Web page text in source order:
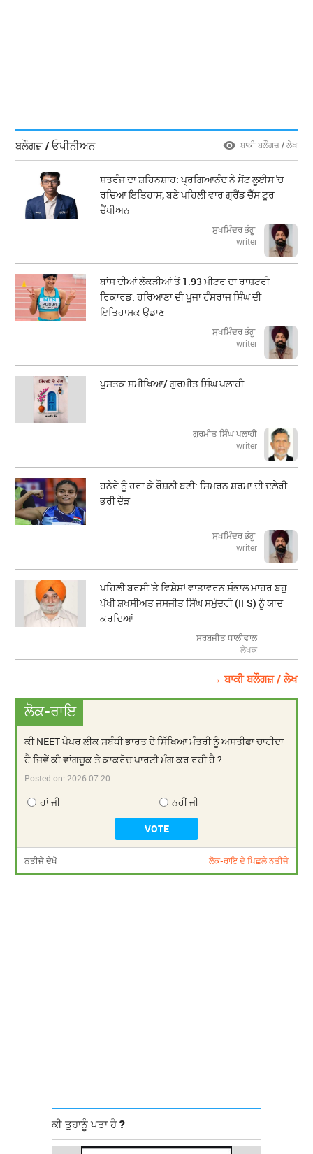
ਬਲੌਗਜ਼ / ਓਪੀਨੀਅਨ ਬਾਕੀ ਬਲੌਗਜ਼ / ਲੇਖ
ਸ਼ਤਰੰਜ ਦਾ ਸ਼ਹਿਨਸ਼ਾਹ: ਪ੍ਰਗਿਆਨੰਦ ਨੇ ਸੇਂਟ ਲੂਈਸ 'ਚ
ਰਚਿਆ ਇਤਿਹਾਸ, ਬਣੇ ਪਹਿਲੀ ਵਾਰ ਗ੍ਰੈਂਡ ਚੈੱਸ ਟੂਰ
ਚੈਂਪੀਅਨ
ਸੁਖਮਿੰਦਰ ਭੰਗੂ
writer
ਬਾਂਸ ਦੀਆਂ ਲੱਕੜੀਆਂ ਤੋਂ 1.93 ਮੀਟਰ ਦਾ ਰਾਸ਼ਟਰੀ
ਰਿਕਾਰਡ: ਹਰਿਆਣਾ ਦੀ ਪੂਜਾ ਹੰਸਰਾਜ ਸਿੰਘ ਦੀ
ਇਤਿਹਾਸਕ ਉਡਾਣ
ਸੁਖਮਿੰਦਰ ਭੰਗੂ
writer
ਪੁਸਤਕ ਸਮੀਖਿਆ/ ਗੁਰਮੀਤ ਸਿੰਘ ਪਲਾਹੀ
ਗੁਰਮੀਤ ਸਿੰਘ ਪਲਾਹੀ
writer
ਹਨੇਰੇ ਨੂੰ ਹਰਾ ਕੇ ਰੌਸ਼ਨੀ ਬਣੀ: ਸਿਮਰਨ ਸ਼ਰਮਾ ਦੀ ਦਲੇਰੀ
ਭਰੀ ਦੌੜ
ਸੁਖਮਿੰਦਰ ਭੰਗੂ
writer
ਪਹਿਲੀ ਬਰਸੀ 'ਤੇ ਵਿਸ਼ੇਸ਼! ਵਾਤਾਵਰਨ ਸੰਭਾਲ ਮਾਹਰ ਬਹੁ
ਪੱਖੀ ਸ਼ਖਸੀਅਤ ਜਸਜੀਤ ਸਿੰਘ ਸਮੁੰਦਰੀ (IFS) ਨੂੰ ਯਾਦ
ਕਰਦਿਆਂ
ਸਰਬਜੀਤ ਧਾਲੀਵਾਲ
ਲੇਖਕ
→ ਬਾਕੀ ਬਲੌਗਜ਼ / ਲੇਖ
ਲੋਕ-ਰਾਇ
ਕੀ NEET ਪੇਪਰ ਲੀਕ ਸਬੰਧੀ ਭਾਰਤ ਦੇ ਸਿੱਖਿਆ ਮੰਤਰੀ ਨੂੰ ਅਸਤੀਫਾ ਚਾਹੀਦਾ
ਹੈ ਜਿਵੇਂ ਕੀ ਵਾਂਗਚੂਕ ਤੇ ਕਾਕਰੋਚ ਪਾਰਟੀ ਮੰਗ ਕਰ ਰਹੀ ਹੈ ?
Posted on:2026-07-20
ਹਾਂ ਜੀ ਨਹੀਂ ਜੀ
ਨਤੀਜੇ ਦੇਖੋ ਲੋਕ-ਰਾਇ ਦੇ ਪਿਛਲੇ ਨਤੀਜੇ
ਕੀ ਤੁਹਾਨੂੰ ਪਤਾ ਹੈ ?